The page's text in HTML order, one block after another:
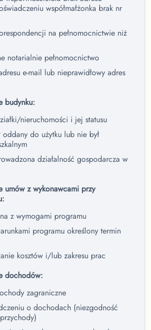
współmałżonka brak nr
na pełnomocnictwie niż
notarialnie pełnomocnictwo
e-mail lub nieprawidłowy adres
budynku:
nieruchomości i jej statusu
oddany do użytku lub nie był
działalność gospodarcza w
umów z wykonawcami przy
z wymogami programu
programu określony termin
kosztów i/lub zakresu prac
dochodów:
zagraniczne
o dochodach (niezgodność